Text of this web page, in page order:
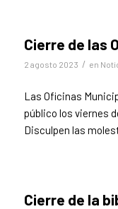
Cierre de las
2 agosto 2023 / en
Las Oficinas
público los viernes
Disculpen las
Cierre de la